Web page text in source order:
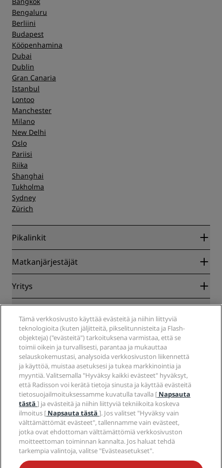
Palvelu
Bengaluru
Berliini
Budapest
Kööpenhamina
Dubai
Dublin
Gran Canaria
Istanbul
Lontoo
Manchester
Milano
New Delhi
Oslo
Pariisi
Riika
Shanghai
Tukholma
Sydney
Zürich
Pikalinkit
Radisson Rewards
Blog
Kohteet
Tulevat hotellit
Radisson Hotels -sovellus
Sports Approved -hotellit
Perheystävälliset hotellit
Terveys ja turvallisuus
Matkanjärjestäjät
Yhteistyökumppanit
Yritys
Radisson Hotel Group
Media
Työpaikat RHG
Työpaikat PPHE
Työpaikat EHL
The Club by RHG
Kehitysmahdollisuudet
Vastuullinen liiketoiminta
Hankinta
Tietosuojakeskus
Oikeudellinen huomautus
Radisson Rewards -ehdot
Sivuston käyttösopimus
Digitaalinen saavutettavuus
Nykyajan orjuutta koskeva lausunto
Ohje
Kuluttajailmoitukset
Ota yhteyttä
Usein kysytyt kysymykset
Sivustokartta
Sosiaalinen media
Radisson Hotels -brändit
Tämä verkkosivusto käyttää evästeitä ja niihin liittyviä
teknologioita (kuten jäljitteitä, pikselitunnisteita ja Flash-
objekteja) ("evästeitä") tarkoituksena varmistaa, että se
toimii oikein ja turvallisesti, parantaa ja mukauttaa
selauskokemustasi, analysoida verkkosivuston liikennettä
ja käyttöä, muistaa asetuksesi ja tukea markkinointia ja
myyntiä. Valitsemalla "Hyväksy kaikki evästeet" hyväksyt,
että Radisson voi kerätä tietoja sinusta ja käyttää evästeitä
tietosuojailmoituksessamme kuvatulla tavalla [ Napsauta
tästä] ja evästeitä ja niihin liittyviä tekniikoita koskeva
ilmoitus [ Napsauta tästä]. Jos valitset "Hyväksy vain
välttämättömät evästeet", tallennamme vain evästeet,
jotka ovat ehdottoman välttämättömiä verkkosivuston
moitteettoman toiminnan kannalta. Jos haluat tehdä
tarkempia valintoja, valitse "Evästeasetukset".